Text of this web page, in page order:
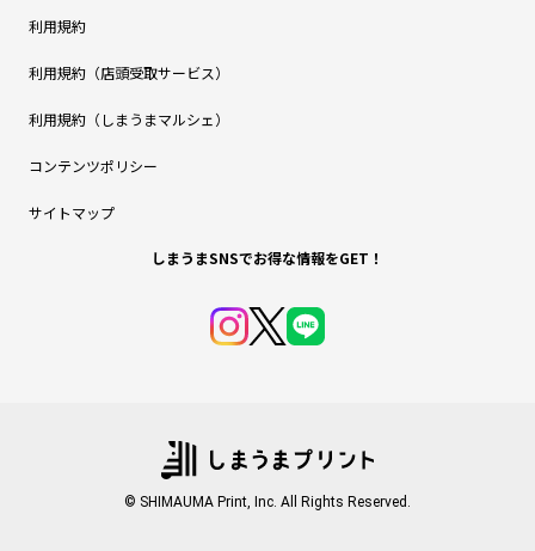
利用規約
利用規約（店頭受取サービス）
利用規約（しまうまマルシェ）
コンテンツポリシー
サイトマップ
しまうまSNSでお得な情報をGET！
© SHIMAUMA Print, Inc. All Rights Reserved.